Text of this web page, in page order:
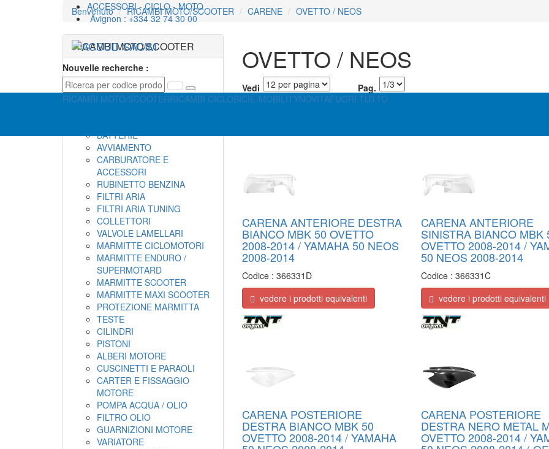
ACCESSORI - CICLO - MOTO
Avignon : +334 32 74 30 00
Nouvelle recherche :
RICAMBI MOTO/SCOOTERRICAMBI CICLOBICIE-MOBILITYNOVITAFUORI TUTTO
Benvenuto RICAMBI MOTO/SCOOTER CARENE OVETTO / NEOS
RICAMBI MOTO/SCOOTER
RICAMBI MOTORE
CANDELE
BATTERIE
AVVIAMENTO
CARBURATORE E
ACCESSORI
RUBINETTO BENZINA
FILTRI ARIA
FILTRI ARIA TUNING
COLLETTORI
VALVOLE LAMELLARI
MARMITTE CICLOMOTORI
MARMITTE ENDURO /
SUPERMOTARD
MARMITTE SCOOTER
MARMITTE MAXI SCOOTER
PROTEZIONE MARMITTA
TESTE
CILINDRI
PISTONI
ALBERI MOTORE
CUSCINETTI E PARAOLI
CARTER E FISSAGGIO
MOTORE
POMPA ACQUA / OLIO
FILTRO OLIO
GUARNIZIONI MOTORE
VARIATORE
OVETTO / NEOS
Vedi
Pag.
CARENA ANTERIORE DESTRA
BIANCO MBK 50 OVETTO
2008-2014 / YAMAHA 50 NEOS
2008-2014
Codice : 366331D
vedere i prodotti equivalenti
CARENA ANTERIORE
SINISTRA BIANCO MBK
OVETTO 2008-2014 /
50 NEOS 2008-2014
Codice : 366331C
vedere i prodotti equivalenti
CARENA POSTERIORE
DESTRA BIANCO MBK 50
OVETTO 2008-2014 / YAMAHA
CARENA POSTERIORE
DESTRA NERO METAL
OVETTO 2008-2014 /